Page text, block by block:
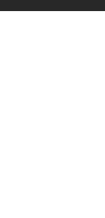
국제학생증신청